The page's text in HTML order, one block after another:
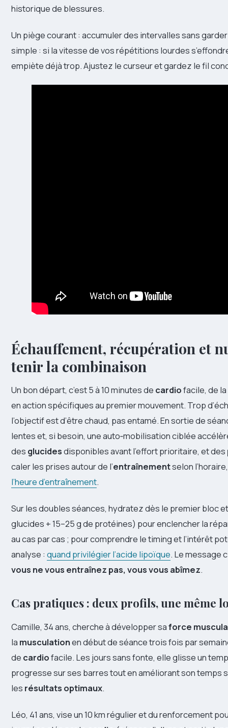
historique de blessures.
Un piège courant : accumuler des intervalles sans
simple : si la vitesse de vos répétitions lourdes
empiète déjà trop. Ajustez le curseur et gardez le fil
Échauffement, récupération et
tenir la combinaison
Un bon départ, c’est 5 à 10 minutes de cardiofacile, de
en action spécifiques au premier mouvement. Trop
l’objectif est d’être chaud, pas entamé. En sortie de
lentes et, si besoin, une auto‑mobilisation ciblée
des glucidesdisponibles avant l’effort prioritaire, et des
caler les prises autour de l’entraînementselon
l’heure d’entraînement.
Sur les doubles séances, hydratez dès le premier bloc
glucides + 15–25 g de protéines) pour enclencher la
au cas par cas ; pour comprendre le timing et l’intérêt
analyse : quand privilégier l’acide lipoïque. Le message
vous ne vous entraînez pas, vous vous abîmez.
Cas pratiques : deux profils, une même
Camille, 34 ans, cherche à développer saforce
la musculationen début de séance trois fois par
de cardiofacile. Les jours sans fonte, elle glisse un
progresse sur ses barres tout en améliorant son temps
les résultats optimaux.
Léo, 41 ans, vise un 10 km régulier et du renforcement